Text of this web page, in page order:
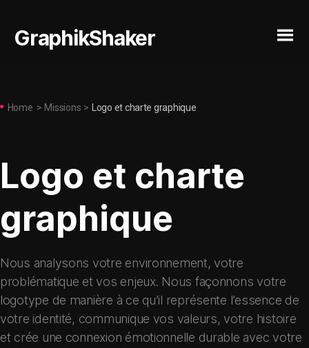
GraphikShaker
Home > Missions > Logo et charte graphique
Logo et charte
graphique
Nous analysons votre environnement, votre
problématique et vos enjeux. Nous façonnons votre
logotype de manière à ce qu’il représente l’essence de
votre identité, communique vos valeurs, votre histoire
et crée une connexion émotionnelle durable avec votre